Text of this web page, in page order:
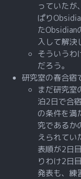
っていたが
ぱり
たObsidian
入して解決
そういうわ
だろう。
研究室の春合宿
まだ研究室
泊2日で合
の条件を満
究であるか
えられてい
表順が2日
りわけ2日
発表も、練